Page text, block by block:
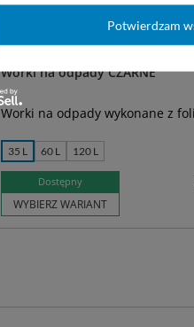
Worki na odpady CZARNE
Worki na odpady wykonane z
35 L 60 L 120 L
Dostępny
WYBIERZ WARIANT
Potwierdzam